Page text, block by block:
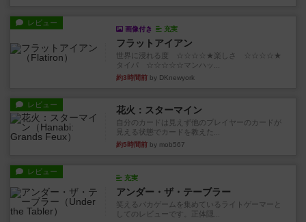
レビュー
画像付き 充実
フラットアイアン
世界に浸れる度 ☆☆☆☆★楽しさ ☆☆☆☆★
タイパ ☆☆☆☆☆マンハッ...
約3時間前 by DKnewyork
レビュー 花火：スターマイン
自分のカードは見えず他のプレイヤーのカードが
見える状態でカードを教えた...
約5時間前 by mob567
レビュー
充実
アンダー・ザ・テーブラー
笑えるバカゲームを集めているライトゲーマーと
してのレビューです。正体隠...